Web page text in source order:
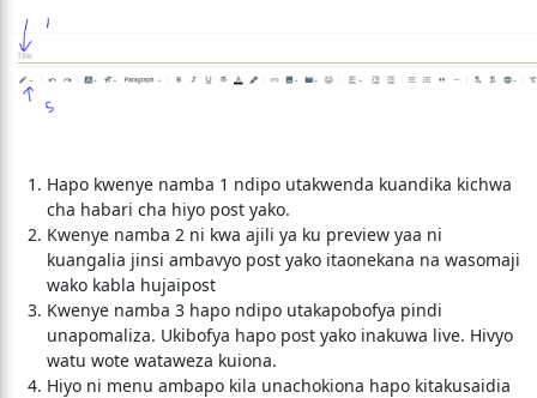
Hapo kwenye namba 1 ndipo utakwenda kuandika kichwa
cha habari cha hiyo post yako.
Kwenye namba 2 ni kwa ajili ya ku preview yaa ni
kuangalia jinsi ambavyo post yako itaonekana na wasomaji
wako kabla hujaipost
Kwenye namba 3 hapo ndipo utakapobofya pindi
unapomaliza. Ukibofya hapo post yako inakuwa live. Hivyo
watu wote wataweza kuiona.
Hiyo ni menu ambapo kila unachokiona hapo kitakusaidia